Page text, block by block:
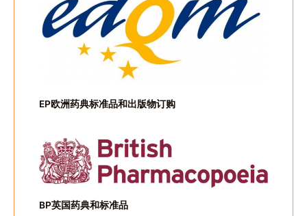
EP欧洲药典标准品和出版物订购
BP英国药典和标准品